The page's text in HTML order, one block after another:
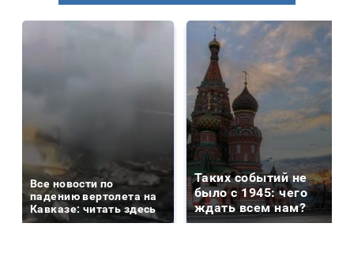
Все новости по
падению вертолета на
Кавказе: читать здесь
Таких событий не
было с 1945: чего
ждать всем нам?